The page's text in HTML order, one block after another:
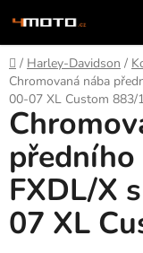
na
obsah
Domů
/ Harley-Davidson /
Chromovaná nába
00-07 XL Custom 883/
FXDL/X
07 XL